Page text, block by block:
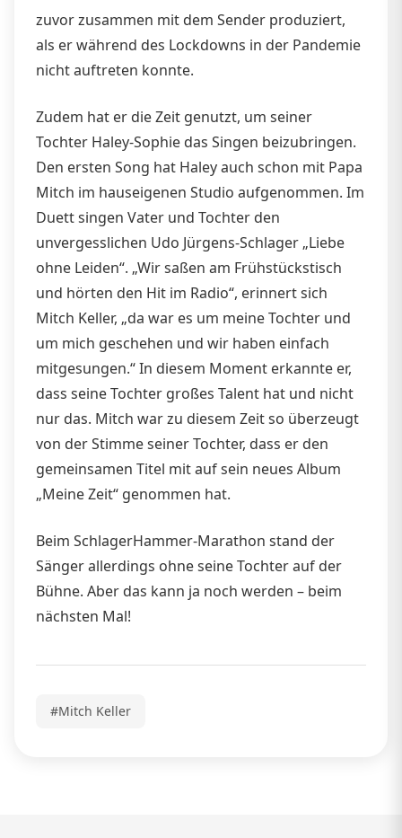
zuvor zusammen mit dem Sender produziert,
als er während des Lockdowns in der Pandemie
nicht auftreten konnte.
Zudem hat er die Zeit genutzt, um seiner
Tochter Haley-Sophie das Singen beizubringen.
Den ersten Song hat Haley auch schon mit Papa
Mitch im hauseigenen Studio aufgenommen. Im
Duett singen Vater und Tochter den
unvergesslichen Udo Jürgens-Schlager „Liebe
ohne Leiden“. „Wir saßen am Frühstückstisch
und hörten den Hit im Radio“, erinnert sich
Mitch Keller, „da war es um meine Tochter und
um mich geschehen und wir haben einfach
mitgesungen.“ In diesem Moment erkannte er,
dass seine Tochter großes Talent hat und nicht
nur das. Mitch war zu diesem Zeit so überzeugt
von der Stimme seiner Tochter, dass er den
gemeinsamen Titel mit auf sein neues Album
„Meine Zeit“ genommen hat.
Beim SchlagerHammer-Marathon stand der
Sänger allerdings ohne seine Tochter auf der
Bühne. Aber das kann ja noch werden – beim
nächsten Mal!
#Mitch Keller